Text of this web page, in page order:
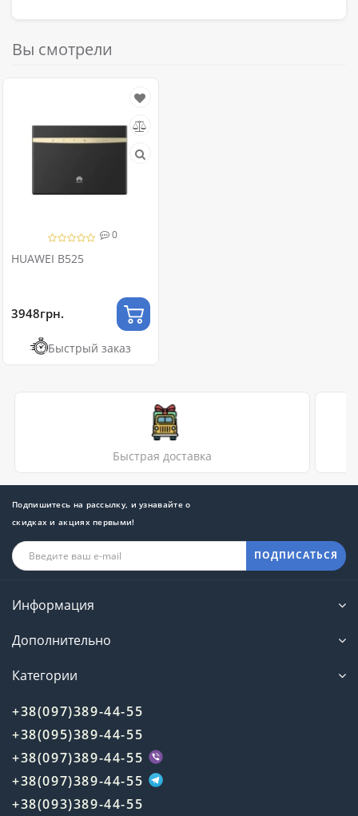
Вы смотрели
0
HUAWEI B525
3948грн.
Быстрый заказ
Быстрая доставка
Подпишитесь на рассылку, и узнавайте о
скидках и акциях первыми!
ПОДПИСАТЬСЯ
Информация
Дополнительно
Категории
+38(097)389-44-55
+38(095)389-44-55
+38(097)389-44-55
+38(097)389-44-55
+38(093)389-44-55